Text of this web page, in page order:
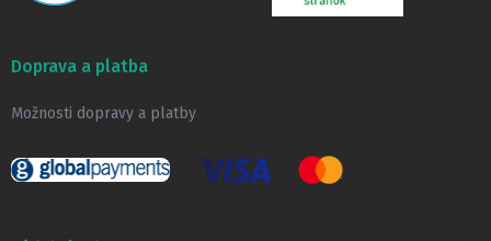
Doprava a platba
Možnosti dopravy a platby